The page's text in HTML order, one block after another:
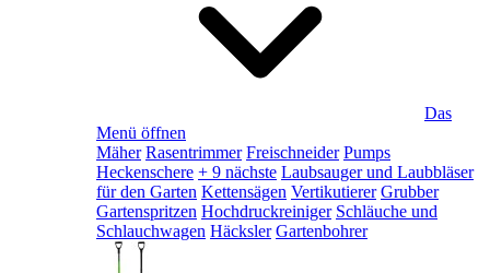
Das
Menü öffnen
Mäher Rasentrimmer Freischneider Pumps
Heckenschere + 9 nächste Laubsauger und Laubbläser
für den Garten Kettensägen Vertikutierer Grubber
Gartenspritzen Hochdruckreiniger Schläuche und
Schlauchwagen Häcksler Gartenbohrer